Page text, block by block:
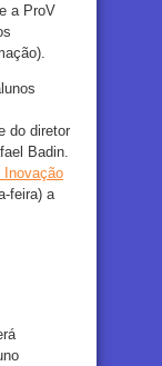
a ProV
do diretor
Badin.
Inovação
feira) a